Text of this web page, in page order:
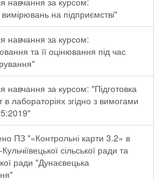
на підприємстві"
навчання за курсом:
та її оцінювання під час
навчання за курсом: "Підготовка
в лабораторіях згідно з вимогами
ПЗ "«Контрольні карти 3.2» в
сільської ради та
ради "Дунаєвецька